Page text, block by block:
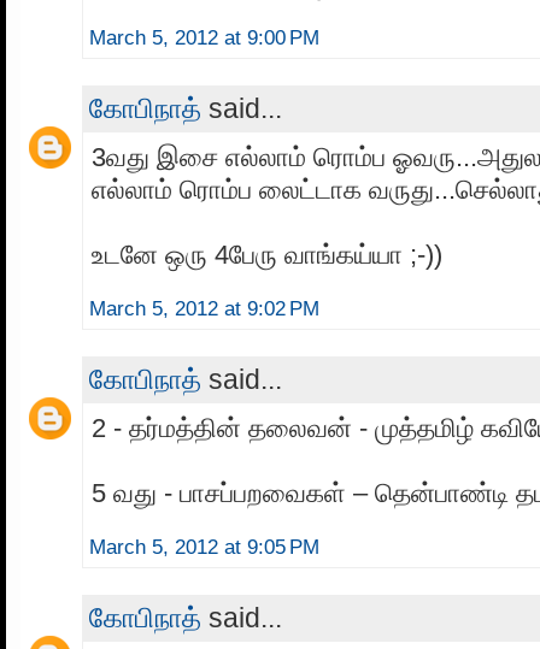
March 5, 2012 at 9:00 PM
கோபிநாத் said...
3வது இசை எல்லாம் ரொம்ப ஓவரு...அதுல
எல்லாம் ரொம்ப லைட்டாக
உடனே ஒரு 4பேரு வாங்கய்யா ;-))
March 5, 2012 at 9:02 PM
கோபிநாத் said...
2 - தர்மத்தின் தலைவன் - முத்தமிழ்
5 வது - பாசப்பறவைகள் – தென்பாண்டி
March 5, 2012 at 9:05 PM
கோபிநாத் said...